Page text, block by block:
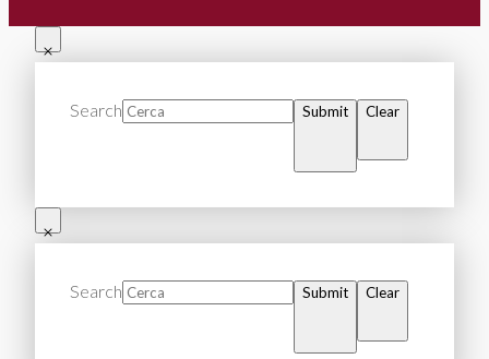
Search Submit Clear
Search Submit Clear